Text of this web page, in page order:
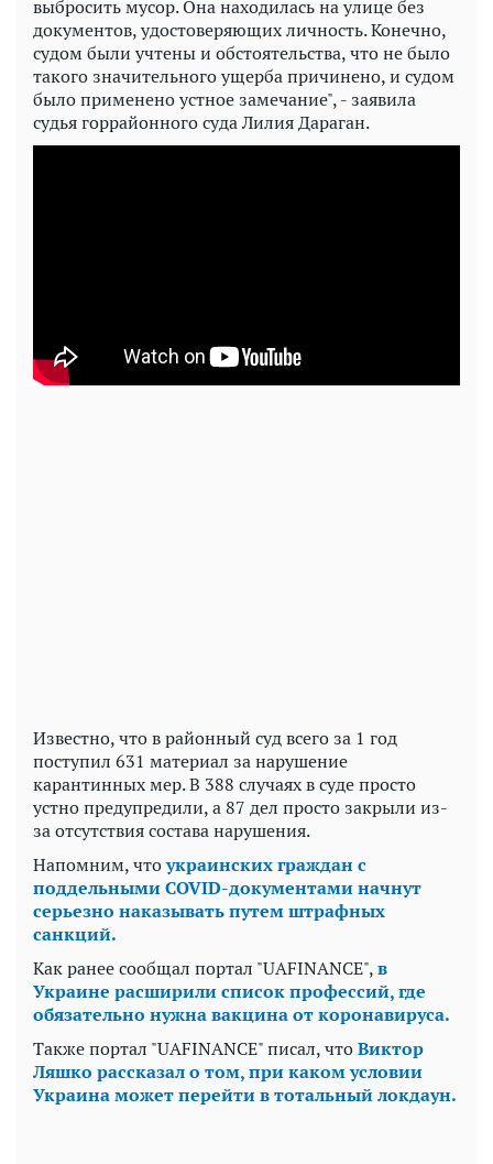
выбросить мусор. Она находилась на улице без
документов, удостоверяющих личность. Конечно,
судом были учтены и обстоятельства, что не было
такого значительного ущерба причинено, и судом
было применено устное замечание", - заявила
судья горрайонного суда Лилия Дараган.
Известно, что в районный суд всего за 1 год
поступил 631 материал за нарушение
карантинных мер. В 388 случаях в суде просто
устно предупредили, а 87 дел просто закрыли из-
за отсутствия состава нарушения.
Напомним, чтоукраинских граждан с
поддельными COVID-документами начнут
серьезно наказывать путем штрафных
санкций.
Как ранее сообщал портал "UAFINANCE",в
Украине расширили список профессий, где
обязательно нужна вакцина от коронавируса.
Также портал "UAFINANCE" писал, чтоВиктор
Ляшко рассказал о том, при каком условии
Украина может перейти в тотальный локдаун.